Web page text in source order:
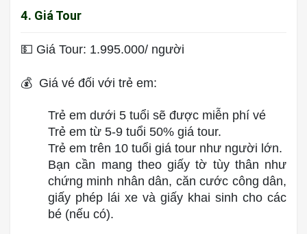
4. Giá Tour
💵 Giá Tour: 1.995.000/ người
💰 Giá vé đối với trẻ em:
Trẻ em dưới 5 tuổi sẽ được miễn phí vé
Trẻ em từ 5-9 tuổi 50% giá tour.
Trẻ em trên 10 tuổi giá tour như người lớn.
Bạn cần mang theo giấy tờ tùy thân như
chứng minh nhân dân, căn cước công dân,
giấy phép lái xe và giấy khai sinh cho các
bé (nếu có).